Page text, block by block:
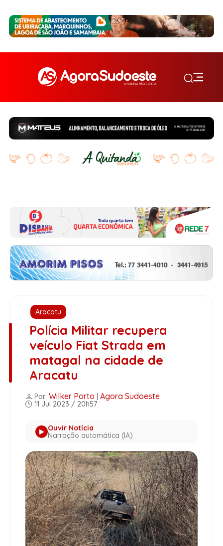
Aracatu
Polícia Militar recupera
veículo Fiat Strada em
matagal na cidade de
Aracatu
Por: Wilker Porto Agora Sudoeste
11 Jul 2023 / 20h57
Ouvir Notícia
Narração automática (IA)